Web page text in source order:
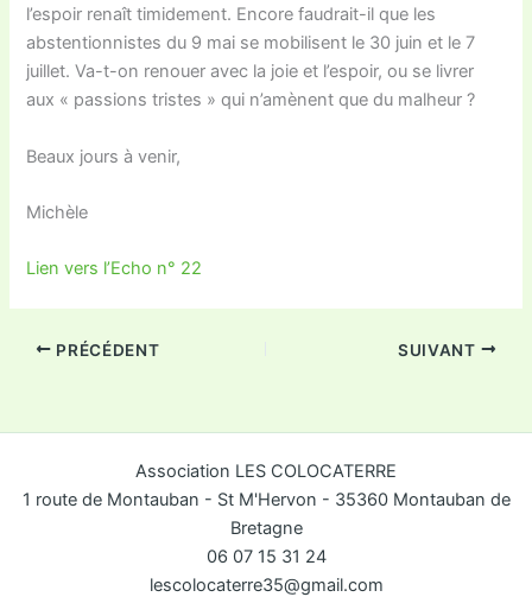
l’espoir renaît timidement. Encore faudrait-il que les
abstentionnistes du 9 mai se mobilisent le 30 juin et le 7
juillet. Va-t-on renouer avec la joie et l’espoir, ou se livrer
aux « passions tristes » qui n’amènent que du malheur ?
Beaux jours à venir,
Michèle
Lien vers l’Echo n° 22
PRÉCÉDENT SUIVANT
Association LES COLOCATERRE
1 route de Montauban - St M'Hervon - 35360 Montauban de
Bretagne
06 07 15 31 24
lescolocaterre35@gmail.com